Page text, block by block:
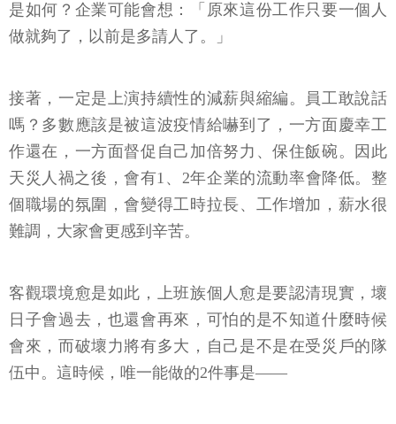
是如何？企業可能會想：「原來這份工作只要一個人
做就夠了，以前是多請人了。」
接著，一定是上演持續性的減薪與縮編。員工敢說話
嗎？多數應該是被這波疫情給嚇到了，一方面慶幸工
作還在，一方面督促自己加倍努力、保住飯碗。因此
天災人禍之後，會有1、2年企業的流動率會降低。整
個職場的氛圍，會變得工時拉長、工作增加，薪水很
難調，大家會更感到辛苦。
客觀環境愈是如此，上班族個人愈是要認清現實，壞
日子會過去，也還會再來，可怕的是不知道什麼時候
會來，而破壞力將有多大，自己是不是在受災戶的隊
伍中。這時候，唯一能做的2件事是——